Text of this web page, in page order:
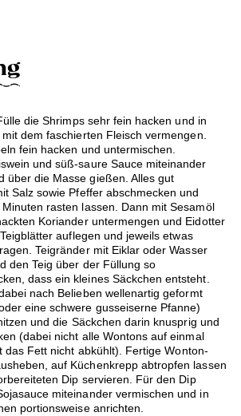
die Shrimps sehr fein hacken und in
dem faschierten Fleisch vermengen.
fein hacken und untermischen.
und süß-saure Sauce miteinander
über die Masse gießen. Alles gut
Salz sowie Pfeffer abschmecken und
rasten lassen. Dann mit Sesamöl
Koriander untermengen und Eidotter
auflegen und jeweils etwas
Teigränder mit Eiklar oder Wasser
den Teig über der Füllung so
dass ein kleines Säckchen entsteht.
nach Belieben wellenartig geformt
eine schwere gusseiserne Pfanne)
und die Säckchen darin knusprig und
(dabei nicht alle Wontons auf einmal
das Fett nicht abkühlt). Fertige Wonton-
auf Küchenkrepp abtropfen lassen
Dip servieren. Für den Dip
miteinander vermischen und in
portionsweise anrichten.